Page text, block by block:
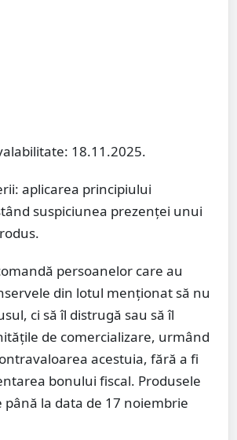
18.11.2025.
aplicarea principiului
suspiciunea prezenței unui
persoanelor care au
din lotul menționat să nu
ci să îl distrugă sau să îl
de comercializare, urmând
acestuia, fără a fi
bonului fiscal. Produsele
la data de 17 noiembrie